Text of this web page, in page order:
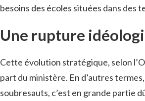
besoins des écoles situées dans des
Une rupture
Cette évolution stratégique, selon
part du ministère. En d’autres
soubresauts, c’est en grande partie